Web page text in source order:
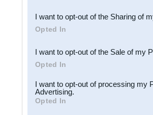
Downstream Participants
third parties.
I want to opt-out of the Sharing of
Opted In
I want to opt-out of the Sale of my
Opted In
I want to opt-out of processing my
Advertising.
Opted In